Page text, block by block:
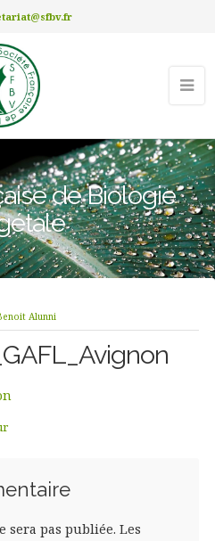
de Biologie
Alunni
sera pas publiée. Les